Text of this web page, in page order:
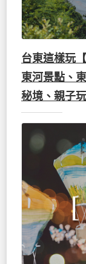
台東這樣玩
東河景點、
秘境、親子